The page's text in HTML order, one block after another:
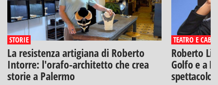
STORIE
La resistenza artigiana di Roberto
Intorre: l'orafo-architetto che crea
storie a Palermo
TEATRO E
Roberto
Golfo e a
spettacolo"